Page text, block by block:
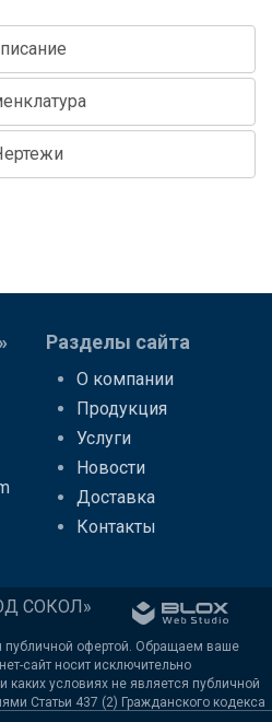
Разделы сайта
О компании
Продукция
Услуги
Новости
Доставка
Контакты
СОКОЛ»
публичной офертой. Обращаем ваше
сайт носит исключительно
каких условиях не является публичной
Статьи 437 (2) Гражданского кодекса